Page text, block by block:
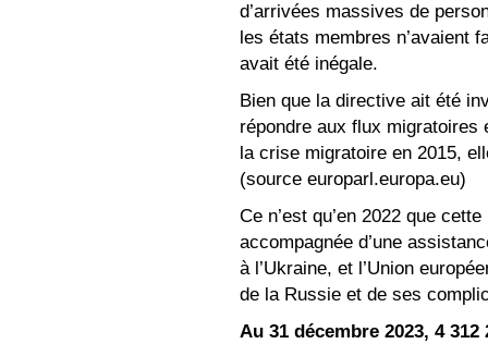
d’arrivées massives de
les états membres n’avaient
avait été inégale.
Bien que la directive ait été
répondre aux flux migratoires
la crise migratoire en 2015,
(source europarl.europa.eu)
Ce n’est qu’en 2022 que
accompagnée d’une
à l’Ukraine, et l’Union
de la Russie et de ses
Au 31 décembre 2023, 4